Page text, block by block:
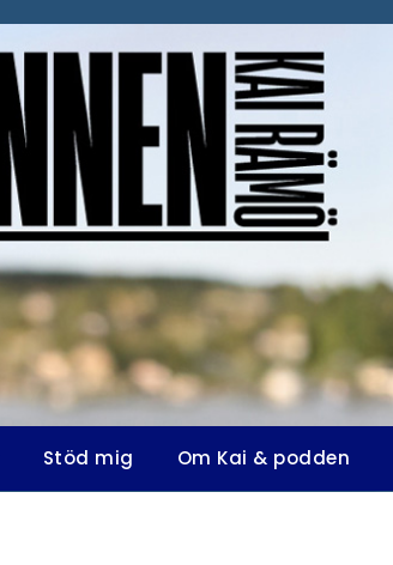
Stöd mig Om Kai & podden